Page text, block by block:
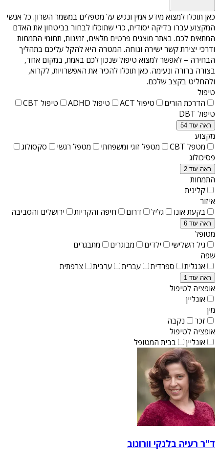
כאן תוכלו למצוא מידע אמין ונגיש על מטפלים במשמר השרון. כל אנשי
המקצוע עברו בדיקה יסודית, כדי שתוכלו לבחור בביטחון את האדם
המתאים לכם. באתר מוצגים פרטים מלאים, זמינות, תחומי התמחות
ודרכי יצירת קשר ישירה ונוחה. המטרה היא להקל עליכם בתהליך
הבחירה – לאפשר למצוא טיפול שנכון לכם באמת, במקום אחד,
בצורה ברורה ונעימה. כאן תוכלו להכיר את האפשרויות, לקרוא,
ולהחליט בקצב שלכם.
טיפול
הדרכת הורים
טיפול ACT טיפול ADHD
טיפול CBT
טיפול DBT
ראה עוד 54
מקצוע
מטפל CBT
מטפל זוגי ומשפחתי מטפל רגשי
סקסולוג
פסיכולוג
ראה עוד 2
התמחות
קלינית
איזור
בקעת אונו
גליל דרום חיפה והקריות ירושלים והסביבה
ראה עוד 6
מטופל
גיל השלישי
ילדים מבוגרים
מתבגרים
שפה
אנגלית
ספרדית עברית ערבית צרפתית
ראה עוד 1
אופציה לטיפול
אונליין
מין
זכר
נקבה
אופציה לטיפול
אונליין
בבית המטופל
ד"ר רעיה בלנקי וורונוב